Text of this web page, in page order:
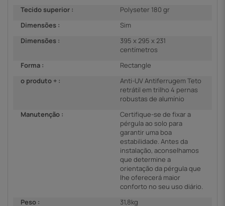
Tecido superior :
Polyseter 180 gr
Dimensões :
Sim
Dimensões :
395 x 295 x 231
centímetros
Forma :
Rectangle
o produto + :
Anti-UV Antiferrugem Teto
retrátil em trilho 4 pernas
robustas de alumínio
Manutenção :
Certifique-se de fixar a
pérgula ao solo para
garantir uma boa
estabilidade. Antes da
instalação, aconselhamos
que determine a
orientação da pérgula que
lhe oferecerá maior
conforto no seu uso diário.
Peso :
31,8kg